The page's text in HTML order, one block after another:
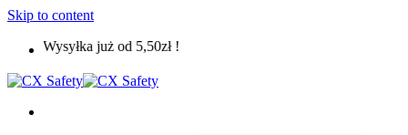
Skip to content
Wysyłka już od 5,50zł !